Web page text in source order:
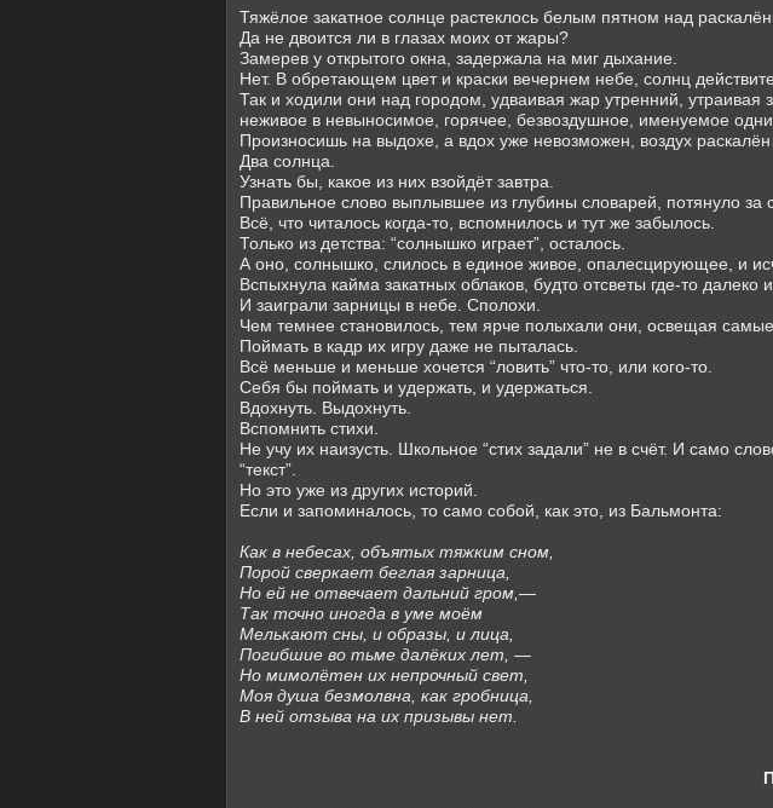
Тяжёлое закатное солнце растеклось белым пятном над
Да не двоится ли в глазах моих от жары?
Замерев у открытого окна, задержала на миг дыхание.
Нет. В обретающем цвет и краски вечернем небе, солнц
Так и ходили они над городом, удваивая жар утренний,
неживое в невыносимое, горячее, безвоздушное, именуемое
Произносишь на выдохе, а вдох уже невозможен, воздух
Два солнца.
Узнать бы, какое из них взойдёт завтра.
Правильное слово выплывшее из глубины словарей, потянуло
Всё, что читалось когда-то, вспомнилось и тут же забылось.
Только из детства: “солнышко играет”, осталось.
А оно, солнышко, слилось в единое живое, опалесцирующее, и
Вспыхнула кайма закатных облаков, будто отсветы где-то
И заиграли зарницы в небе. Сполохи.
Чем темнее становилось, тем ярче полыхали они, освещая
Поймать в кадр их игру даже не пыталась.
Всё меньше и меньше хочется “ловить” что-то, или кого-то.
Себя бы поймать и удержать, и удержаться.
Вдохнуть. Выдохнуть.
Вспомнить стихи.
Не учу их наизусть. Школьное “стих задали” не в счёт. И само
“текст”.
Но это уже из других историй.
Если и запоминалось, то само собой, как это, из Бальмонта:
Как в небесах, объятых тяжким сном,
Порой сверкает беглая зарница,
Но ей не отвечает дальний гром,—
Так точно иногда в уме моём
Мелькают сны, и образы, и лица,
Погибшие во тьме далёких лет, —
Но мимолётен их непрочный свет,
Моя душа безмолвна, как гробница,
В ней отзыва на их призывы нет.